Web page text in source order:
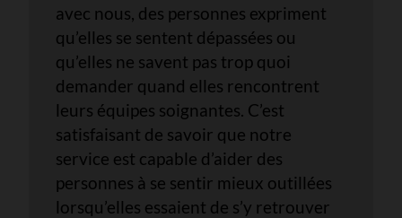
avec nous, des personnes expriment
qu’elles se sentent dépassées ou
qu’elles ne savent pas trop quoi
demander quand elles rencontrent
leurs équipes soignantes. C’est
satisfaisant de savoir que notre
service est capable d’aider des
personnes à se sentir mieux outillées
lorsqu’elles essaient de s’y retrouver